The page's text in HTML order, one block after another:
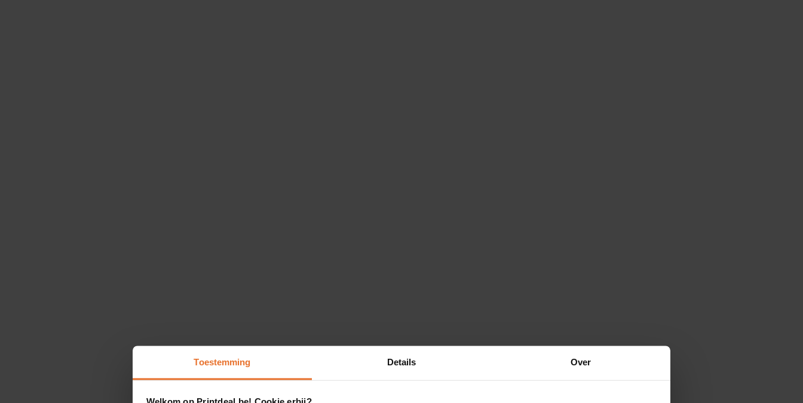
Toestemming Details Over
Welkom op Printdeal.be! Cookie erbij?